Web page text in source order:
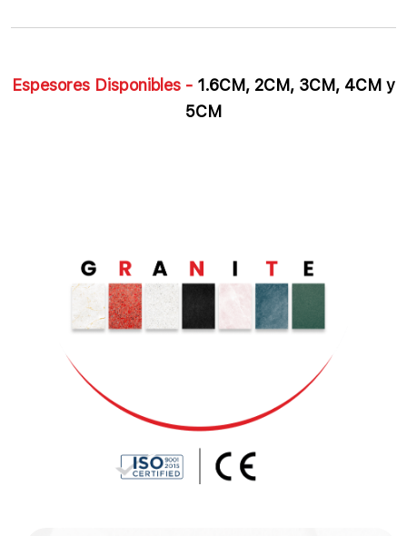
Espesores Disponibles - 1.6CM, 2CM, 3CM, 4CM y
5CM